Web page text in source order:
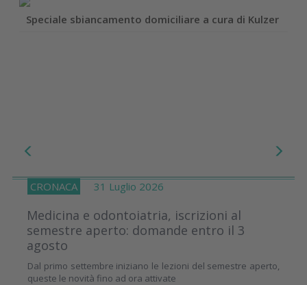
Speciale sbiancamento domiciliare a cura di Kulzer
CRONACA 31 Luglio 2026
Medicina e odontoiatria, iscrizioni al
semestre aperto: domande entro il 3
agosto
Dal primo settembre iniziano le lezioni del semestre aperto,
queste le novità fino ad ora attivate